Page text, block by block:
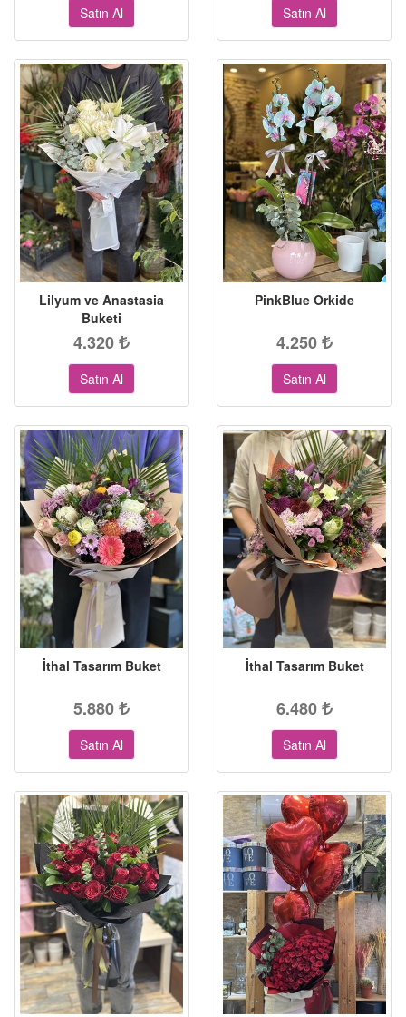
Satın Al Satın Al
Lilyum ve Anastasia
Buketi
4.320
Satın Al
PinkBlue Orkide
4.250
Satın Al
İthal Tasarım Buket
5.880
Satın Al
İthal Tasarım Buket
6.480
Satın Al